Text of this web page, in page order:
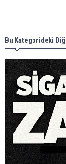
Bu Kategorideki